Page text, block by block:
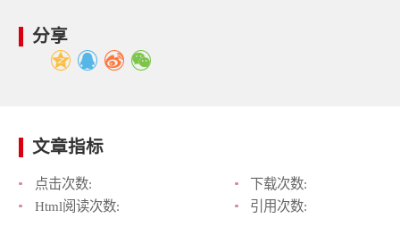
分享
文章指标
点击次数:
下载次数:
Html阅读次数:
引用次数: